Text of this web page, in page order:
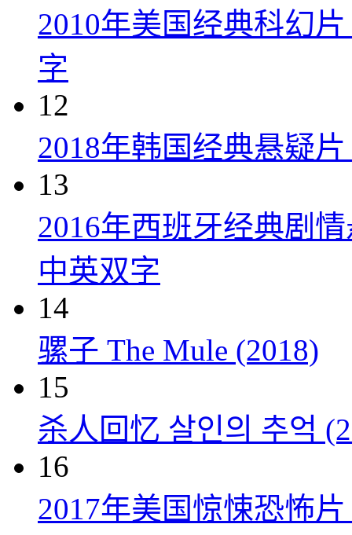
2010年美国经典科幻
字
12
2018年韩国经典悬疑
13
2016年西班牙经典剧
中英双字
14
骡子 The Mule (2018)
15
杀人回忆 살인의 추억
16
2017年美国惊悚恐怖